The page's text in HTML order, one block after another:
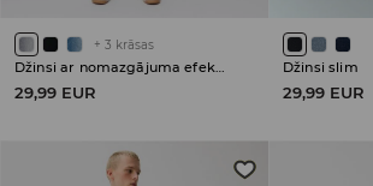
+ 3 krāsas
Džinsi ar nomazgājuma efektu slim
29,99 EUR
Džinsi slim
29,99 EUR